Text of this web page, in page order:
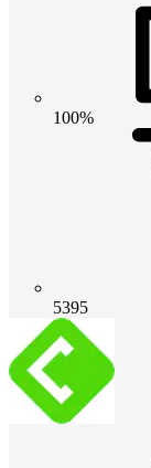
100%
5395